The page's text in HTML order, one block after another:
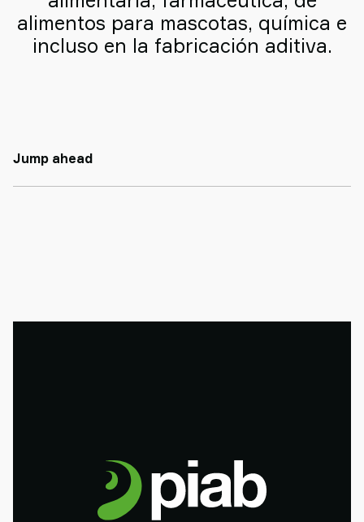
alimentos para mascotas, química e
incluso en la fabricación aditiva.
Jump ahead